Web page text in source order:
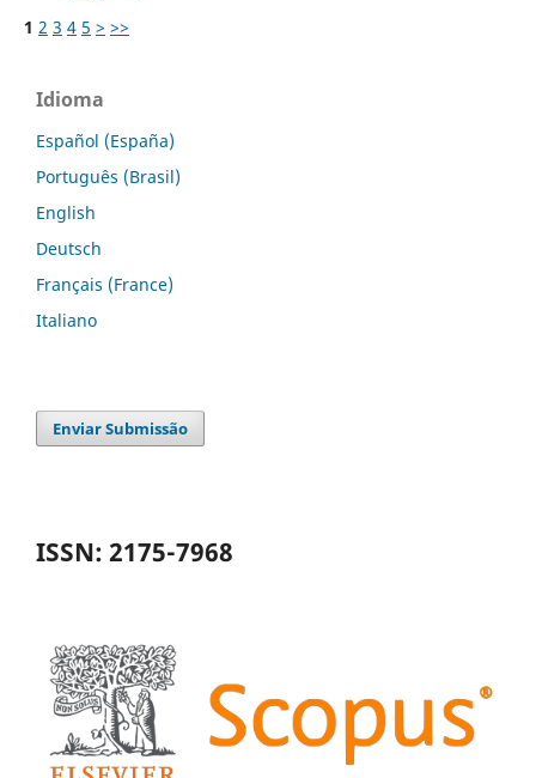
1 2 3 4 5 > >>
Idioma
Español (España)
Português (Brasil)
English
Deutsch
Français (France)
Italiano
Enviar Submissão
ISSN: 2175-7968